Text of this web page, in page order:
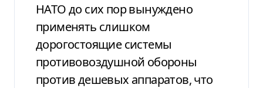
НАТО до сих пор вынуждено
применять слишком
дорогостоящие системы
противовоздушной обороны
против дешевых аппаратов, что